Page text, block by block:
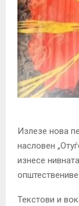
Излезе нова
насловен
изнесе
Текстови и